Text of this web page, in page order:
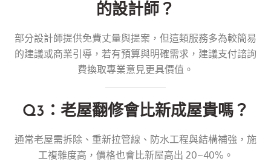
的設計師？
部分設計師提供免費丈量與提案，但這類服務多為較簡易
的建議或商業引導，若有預算與明確需求，建議支付諮詢
費換取專業意見更具價值。
Q3：老屋翻修會比新成屋貴嗎？
通常老屋需拆除、重新拉管線、防水工程與結構補強，施
工複雜度高，價格也會比新屋高出 20~40%。